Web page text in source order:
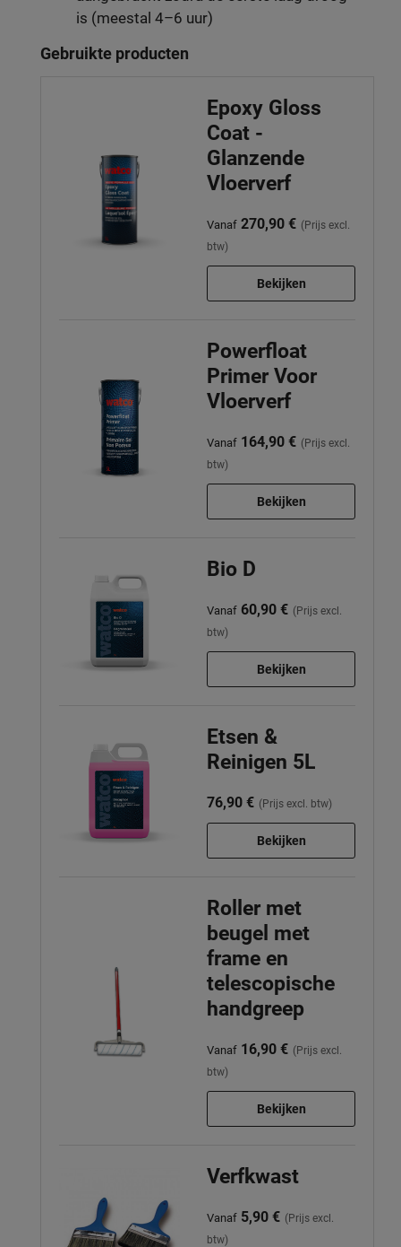
is (meestal 4–6 uur)
Gebruikte producten
Epoxy Gloss
Coat -
Glanzende
Vloerverf
Vanaf 270,90 € (Prijs excl.
btw)
Bekijken
Powerfloat
Primer Voor
Vloerverf
Vanaf 164,90 € (Prijs excl.
btw)
Bekijken
Bio D
Vanaf 60,90 € (Prijs excl.
btw)
Bekijken
Etsen &
Reinigen 5L
76,90 € (Prijs excl. btw)
Bekijken
Roller met
beugel met
frame en
telescopische
handgreep
Vanaf 16,90 € (Prijs excl.
btw)
Bekijken
Verfkwast
Vanaf 5,90 € (Prijs excl.
btw)